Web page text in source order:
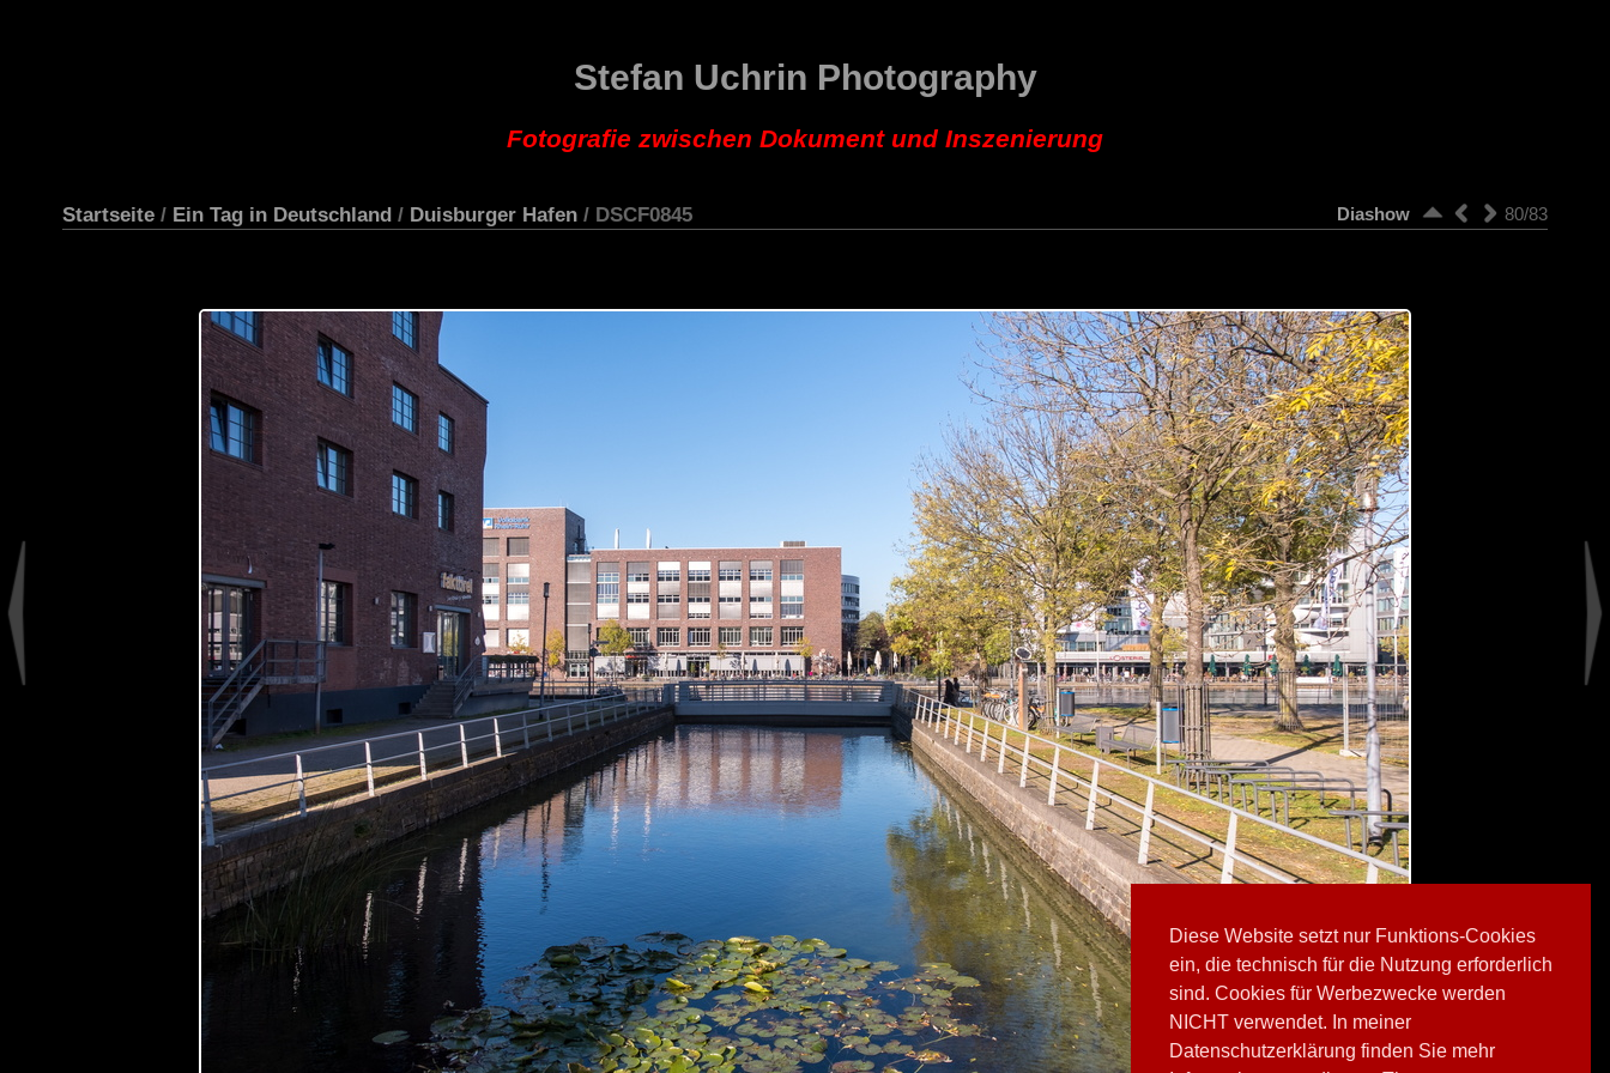
Diese Website setzt nur Funktions-Cookies
ein, die technisch für die Nutzung erforderlich
sind. Cookies für Werbezwecke werden
NICHT verwendet. In meiner
Datenschutzerklärung finden Sie mehr
Stefan Uchrin Photography
Fotografie zwischen Dokument und Inszenierung
Startseite / Ein Tag in Deutschland / Duisburger Hafen / DSCF0845 80/83
Diashow